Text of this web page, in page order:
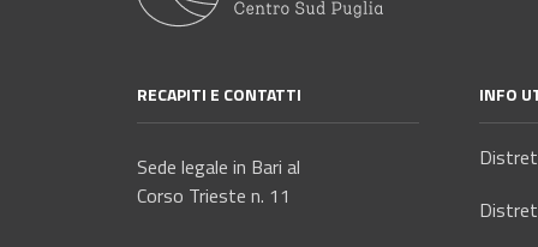
RECAPITI E CONTATTI
Sede legale in Bari al
Corso Trieste n. 11
INFO